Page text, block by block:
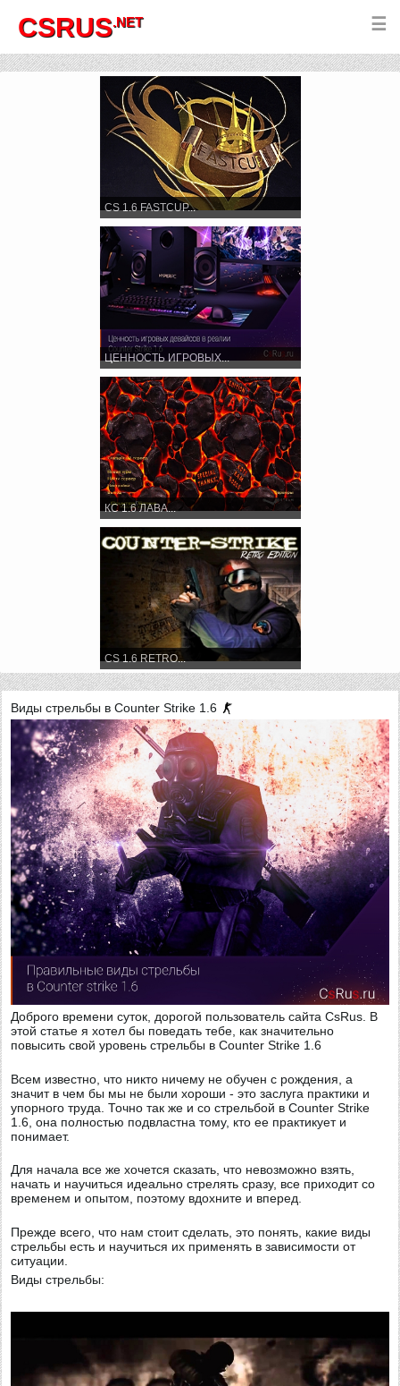
CSRUS.NET ☰
CS 1.6 FASTCUP...
ЦЕННОСТЬ ИГРОВЫХ...
КС 1.6 ЛАВА...
CS 1.6 RETRO...
Виды стрельбы в Counter Strike 1.6
Доброго времени суток, дорогой пользователь сайта CsRus. В
этой статье я хотел бы поведать тебе, как значительно
повысить свой уровень стрельбы в Counter Strike 1.6
Всем известно, что никто ничему не обучен с рождения, а
значит в чем бы мы не были хороши - это заслуга практики и
упорного труда. Точно так же и со стрельбой в Counter Strike
1.6, она полностью подвластна тому, кто ее практикует и
понимает.
Для начала все же хочется сказать, что невозможно взять,
начать и научиться идеально стрелять сразу, все приходит со
временем и опытом, поэтому вдохните и вперед.
Прежде всего, что нам стоит сделать, это понять, какие виды
стрельбы есть и научиться их применять в зависимости от
ситуации.
Виды стрельбы: